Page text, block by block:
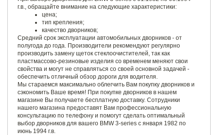
г.в., обращайте внимание на следующие характеристики:
цена;
тип крепления;
качество дворников;
Средний срок эксплуатации автомобильных дворников - от
полугода до года. Производители рекомендуют регулярно
производить замену щеток стеклоочистителей, так как
пластмассово-резиновые изделия со временем меняют свои
свойства и могут не справляться со своей основной задачей -
обеспечить отличный обзор дороги для водителя.
Мы стараемся максимально облегчить Вам покупку дворников и
сэкономить Ваше время! При покупке дворников в нашем
магазине Вы получаете бесплатную доставку. Сотрудники
нашего магазина предоставят Вам профессиональную
консультацию по телефону и помогут сделать оптимальный
выбор дворников для вашего BMW 3-series с января 1982 по
июнь 1994 г.в.